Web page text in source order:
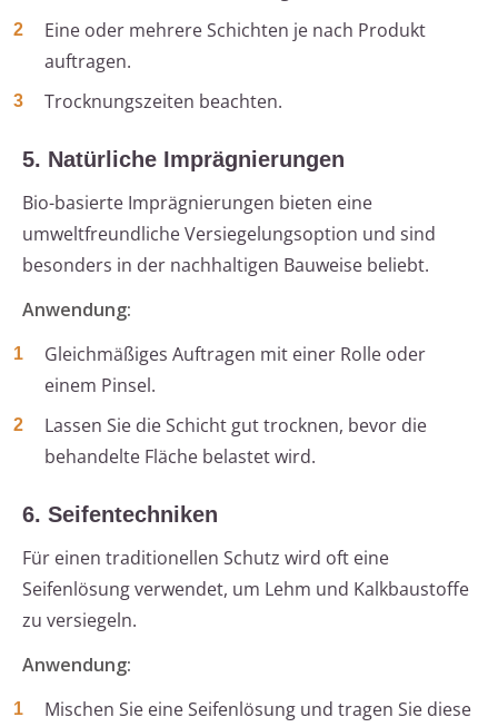
Eine oder mehrere Schichten je nach Produkt
auftragen.
Trocknungszeiten beachten.
5. Natürliche Imprägnierungen
Bio-basierte Imprägnierungen bieten eine
umweltfreundliche Versiegelungsoption und sind
besonders in der nachhaltigen Bauweise beliebt.
Anwendung:
Gleichmäßiges Auftragen mit einer Rolle oder
einem Pinsel.
Lassen Sie die Schicht gut trocknen, bevor die
behandelte Fläche belastet wird.
6. Seifentechniken
Für einen traditionellen Schutz wird oft eine
Seifenlösung verwendet, um Lehm und Kalkbaustoffe
zu versiegeln.
Anwendung:
Mischen Sie eine Seifenlösung und tragen Sie diese